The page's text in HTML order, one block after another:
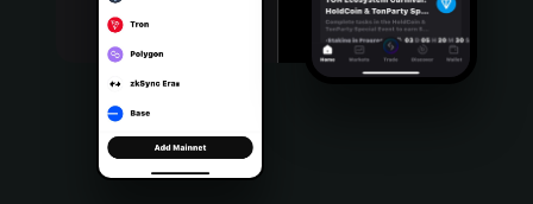
Português (Brasil)
Español (Argentina)